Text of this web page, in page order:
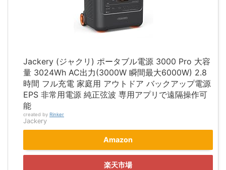
Jackery (ジャクリ) ポータブル電源 3000 Pro 大容
量 3024Wh AC出力(3000W 瞬間最大6000W) 2.8
時間 フル充電 家庭用 アウトドア バックアップ電源
EPS 非常用電源 純正弦波 専用アプリで遠隔操作可
能
created by Rinker
Jackery
Amazon
楽天市場